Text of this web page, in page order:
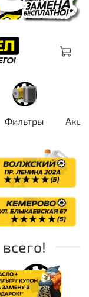
Фильтры